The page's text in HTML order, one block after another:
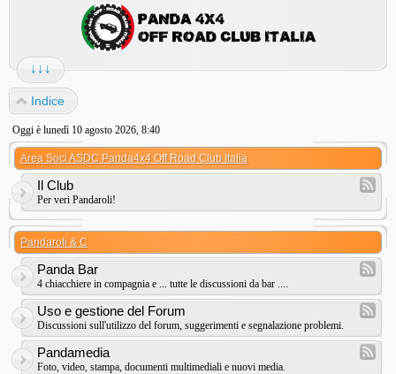
↓↓↓
Indice
Oggi è lunedì 10 agosto 2026, 8:40
Area Soci ASDC Panda4x4 Off Road Club Italia
Il Club
Per veri Pandaroli!
Pandaroli & C
Panda Bar
4 chiacchiere in compagnia e ... tutte le discussioni da bar ....
Uso e gestione del Forum
Discussioni sull'utilizzo del forum, suggerimenti e segnalazione problemi.
Pandamedia
Foto, video, stampa, documenti multimediali e nuovi media.